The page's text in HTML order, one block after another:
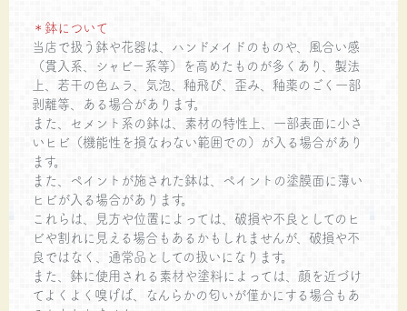
＊鉢について
当店で扱う鉢や花器は、ハンドメイドのものや、風合い感
（貫入系、シャビー系等）を高めたものが多くあり、製法
上、若干の色ムラ、気泡、釉飛び、歪み、釉薬のごく一部
剥離等、ある場合があります。
また、セメント系の鉢は、素材の特性上、一部表面に小さ
いヒビ（機能性を損なわない範囲での）が入る場合があり
ます。
また、ペイントが施された鉢は、ペイントの塗膜面に薄い
ヒビが入る場合があります。
これらは、見方や位置によっては、破損や不良としてのヒ
ビや割れに見える場合もあるかもしれませんが、破損や不
良ではなく、通常品としての扱いになります。
また、鉢に使用される素材や塗料によっては、顔を近づけ
てよくよく嗅げば、なんらかの匂いが僅かにする場合もあ